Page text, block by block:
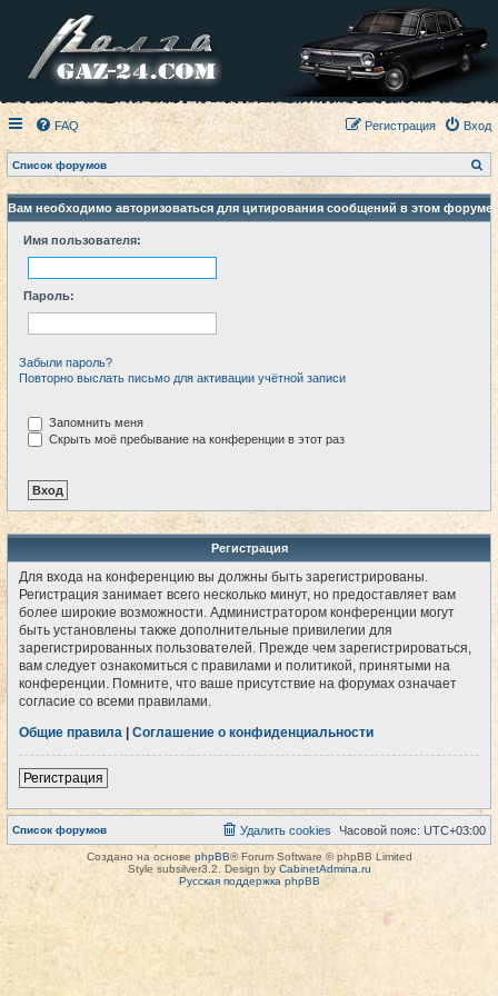
FAQ Вход
Регистрация
Список форумов
о
с
к
Вам необходимо авторизоваться для цитирования сообщений в этом форуме.
Имя пользователя:
Пароль:
Забыли пароль?
Повторно выслать письмо для активации учётной записи
Запомнить меня
Скрыть моё пребывание на конференции в этот раз
Регистрация
Для входа на конференцию вы должны быть зарегистрированы.
Регистрация занимает всего несколько минут, но предоставляет вам
более широкие возможности. Администратором конференции могут
быть установлены также дополнительные привилегии для
зарегистрированных пользователей. Прежде чем зарегистрироваться,
вам следует ознакомиться с правилами и политикой, принятыми на
конференции. Помните, что ваше присутствие на форумах означает
согласие со всеми правилами.
Общие правила
Соглашение о конфиденциальности
Регистрация
Список форумов Часовой пояс: UTC+03:00
Удалить cookies
Создано на основе phpBB® Forum Software © phpBB Limited
Style subsilver3.2. Design by CabinetAdmina.ru
Русская поддержка phpBB